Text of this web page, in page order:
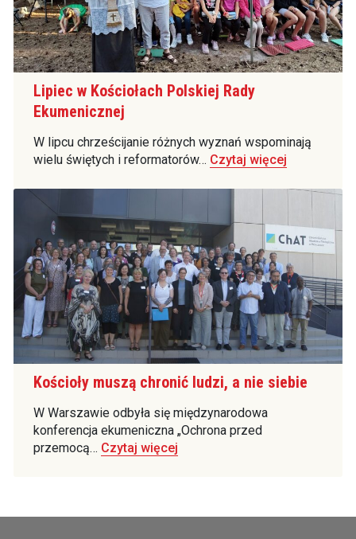
Lipiec w Kościołach Polskiej Rady
Ekumenicznej
W lipcu chrześcijanie różnych wyznań wspominają
wielu świętych i reformatorów… Czytaj więcej
Kościoły muszą chronić ludzi, a nie siebie
W Warszawie odbyła się międzynarodowa
konferencja ekumeniczna „Ochrona przed
przemocą… Czytaj więcej